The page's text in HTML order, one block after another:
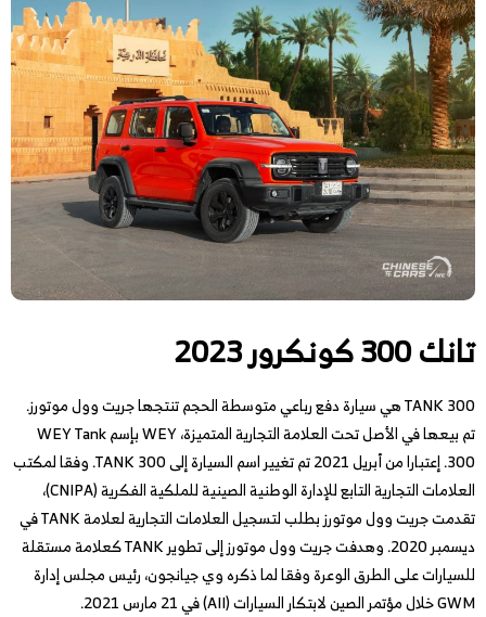
تانك 300 كونكرور 2023
TANK 300 هي سيارة دفع رباعي متوسطة الحجم تنتجها جريت وول موتورز.
تم بيعها في الأصل تحت العلامة التجارية المتميزة، WEY بإسم WEY Tank
300. إعتبارا من أبريل 2021 تم تغيير اسم السيارة إلى TANK 300. وفقا لمكتب
العلامات التجارية التابع للإدارة الوطنية الصينية للملكية الفكرية (CNIPA)،
تقدمت جريت وول موتورز بطلب لتسجيل العلامات التجارية لعلامة TANK في
ديسمبر 2020. وهدفت جريت وول موتورز إلى تطوير TANK كعلامة مستقلة
للسيارات على الطرق الوعرة وفقا لما ذكره وي جيانجون، رئيس مجلس إدارة
GWM خلال مؤتمر الصين لابتكار السيارات (AII) في 21 مارس 2021.